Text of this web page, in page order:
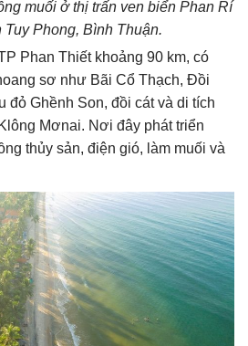
muối ở thị trấn ven biển Phan Rí
Tuy Phong, Bình Thuận.
Phan Thiết khoảng 90 km, có
sơ như Bãi Cổ Thạch, Đồi
đỏ Ghềnh Son, đồi cát và di tích
Mơnai. Nơi đây phát triển
thủy sản, điện gió, làm muối và